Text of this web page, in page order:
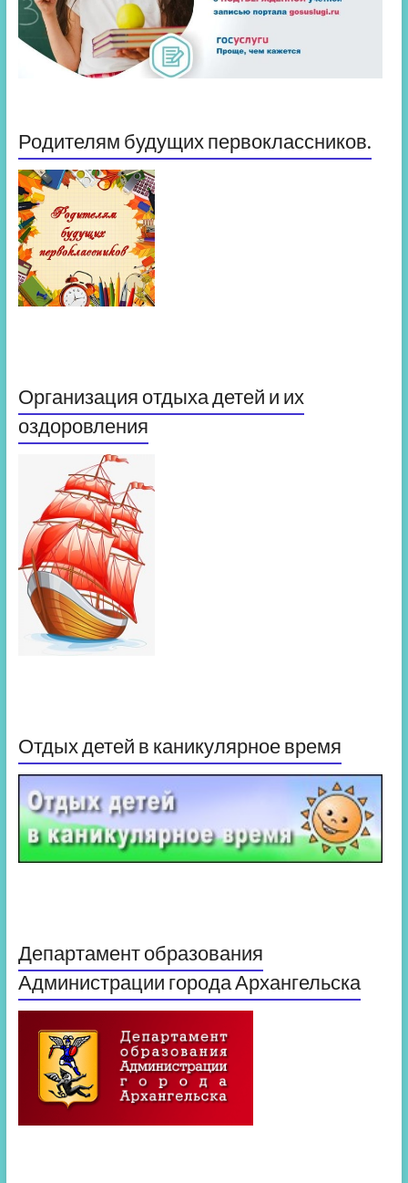
Родителям будущих первоклассников.
Организация отдыха детей и их
оздоровления
Отдых детей в каникулярное время
Департамент образования
Администрации города Архангельска